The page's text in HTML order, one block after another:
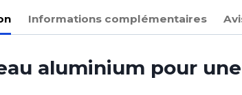
Informations complémentaires
aluminium pour